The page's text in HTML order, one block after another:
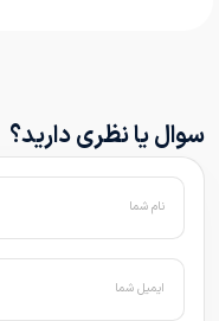
سوال یا نظری دارید؟
نام شما
ایمیل شما